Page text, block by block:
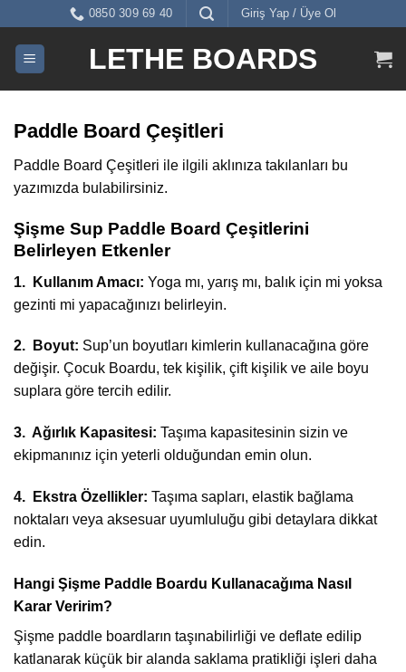
0850 309 69 40 Giriş Yap / Üye Ol
LETHE BOARDS
Paddle Board Çeşitleri
Paddle Board Çeşitleri ile ilgili aklınıza takılanları bu
yazımızda bulabilirsiniz.
Şişme Sup Paddle Board Çeşitlerini
Belirleyen Etkenler
1. Kullanım Amacı: Yoga mı, yarış mı, balık için mi yoksa
gezinti mi yapacağınızı belirleyin.
2. Boyut: Sup’un boyutları kimlerin kullanacağına göre
değişir. Çocuk Boardu, tek kişilik, çift kişilik ve aile boyu
suplara göre tercih edilir.
3. Ağırlık Kapasitesi: Taşıma kapasitesinin sizin ve
ekipmanınız için yeterli olduğundan emin olun.
4. Ekstra Özellikler: Taşıma sapları, elastik bağlama
noktaları veya aksesuar uyumluluğu gibi detaylara dikkat
edin.
Hangi Şişme Paddle Boardu Kullanacağıma Nasıl
Karar Veririm?
Şişme paddle boardların taşınabilirliği ve deflate edilip
katlanarak küçük bir alanda saklama pratikliği işleri daha